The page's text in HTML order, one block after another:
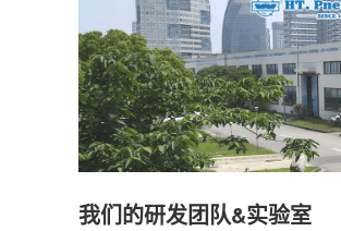
我们的研发团队&实验室